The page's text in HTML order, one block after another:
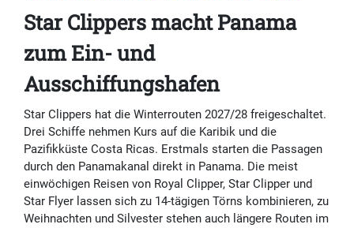
Star Clippers macht Panama
zum Ein- und
Ausschiffungshafen
Star Clippers hat die Winterrouten 2027/28 freigeschaltet.
Drei Schiffe nehmen Kurs auf die Karibik und die
Pazifikküste Costa Ricas. Erstmals starten die Passagen
durch den Panamakanal direkt in Panama. Die meist
einwöchigen Reisen von Royal Clipper, Star Clipper und
Star Flyer lassen sich zu 14-tägigen Törns kombinieren, zu
Weihnachten und Silvester stehen auch längere Routen im